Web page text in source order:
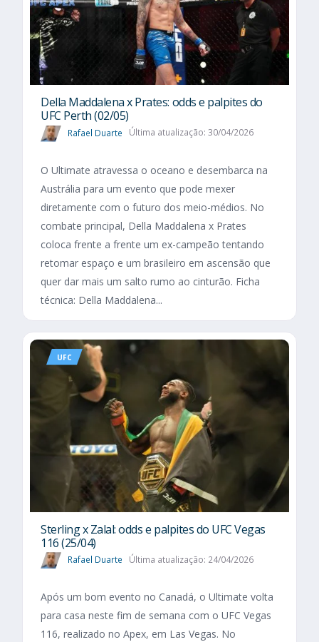
Della Maddalena x Prates: odds e palpites do
UFC Perth (02/05)
Rafael Duarte Última atualização: 30/04/2026
O Ultimate atravessa o oceano e desembarca na
Austrália para um evento que pode mexer
diretamente com o futuro dos meio-médios. No
combate principal, Della Maddalena x Prates
coloca frente a frente um ex-campeão tentando
retomar espaço e um brasileiro em ascensão que
quer dar mais um salto rumo ao cinturão. Ficha
técnica: Della Maddalena...
UFC
Sterling x Zalal: odds e palpites do UFC Vegas
116 (25/04)
Rafael Duarte Última atualização: 24/04/2026
Após um bom evento no Canadá, o Ultimate volta
para casa neste fim de semana com o UFC Vegas
116, realizado no Apex, em Las Vegas. No